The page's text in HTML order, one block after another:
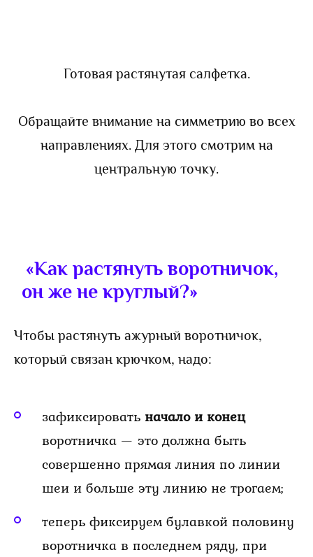
Готовая растянутая салфетка.
Обращайте внимание на симметрию во всех
направлениях. Для этого смотрим на
центральную точку.
«Как растянуть воротничок,
он же не круглый?»
Чтобы растянуть ажурный воротничок,
который связан крючком, надо:
зафиксировать начало и конец
воротничка — это должна быть
совершенно прямая линия по линии
шеи и больше эту линию не трогаем;
теперь фиксируем булавкой половину
воротничка в последнем ряду, при